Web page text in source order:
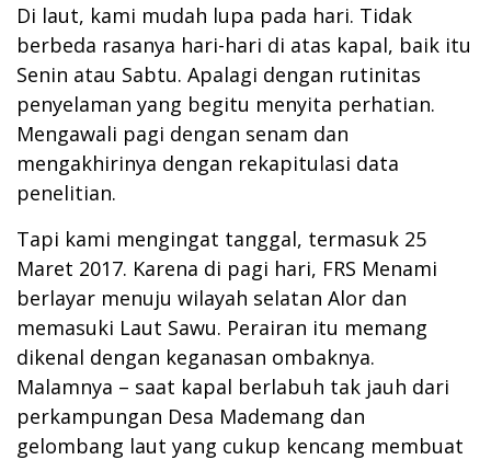
Di laut, kami mudah lupa pada hari. Tidak
berbeda rasanya hari-hari di atas kapal, baik itu
Senin atau Sabtu. Apalagi dengan rutinitas
penyelaman yang begitu menyita perhatian.
Mengawali pagi dengan senam dan
mengakhirinya dengan rekapitulasi data
penelitian.
Tapi kami mengingat tanggal, termasuk 25
Maret 2017. Karena di pagi hari, FRS Menami
berlayar menuju wilayah selatan Alor dan
memasuki Laut Sawu. Perairan itu memang
dikenal dengan keganasan ombaknya.
Malamnya – saat kapal berlabuh tak jauh dari
perkampungan Desa Mademang dan
gelombang laut yang cukup kencang membuat